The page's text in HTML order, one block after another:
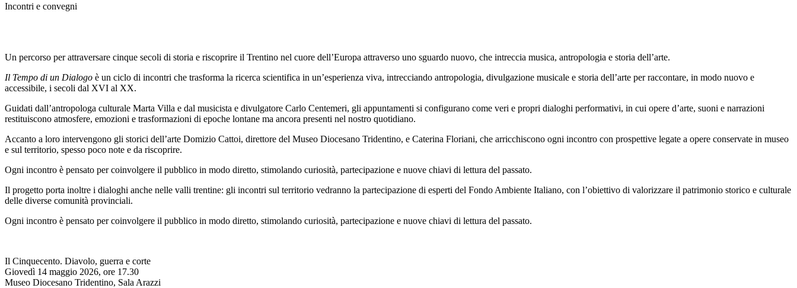
Incontri e convegni
Un percorso per attraversare cinque secoli di storia e riscoprire il Trentino nel cuore dell’Europa attraverso uno sguardo nuovo, che intreccia musica, antropologia e storia dell’arte.
Il Tempo di un Dialogo è un ciclo di incontri che trasforma la ricerca scientifica in un’esperienza viva, intrecciando antropologia, divulgazione musicale e storia dell’arte per raccontare, in modo nuovo e
accessibile, i secoli dal XVI al XX.
Guidati dall’antropologa culturale Marta Villa e dal musicista e divulgatore Carlo Centemeri, gli appuntamenti si configurano come veri e propri dialoghi performativi, in cui opere d’arte, suoni e narrazioni
restituiscono atmosfere, emozioni e trasformazioni di epoche lontane ma ancora presenti nel nostro quotidiano.
Accanto a loro intervengono gli storici dell’arte Domizio Cattoi, direttore del Museo Diocesano Tridentino, e Caterina Floriani, che arricchiscono ogni incontro con prospettive legate a opere conservate in museo
e sul territorio, spesso poco note e da riscoprire.
Ogni incontro è pensato per coinvolgere il pubblico in modo diretto, stimolando curiosità, partecipazione e nuove chiavi di lettura del passato.
Il progetto porta inoltre i dialoghi anche nelle valli trentine: gli incontri sul territorio vedranno la partecipazione di esperti del Fondo Ambiente Italiano, con l’obiettivo di valorizzare il patrimonio storico e culturale
delle diverse comunità provinciali.
Ogni incontro è pensato per coinvolgere il pubblico in modo diretto, stimolando curiosità, partecipazione e nuove chiavi di lettura del passato.
Il Cinquecento. Diavolo, guerra e corte
Giovedì 14 maggio 2026, ore 17.30
Museo Diocesano Tridentino, Sala Arazzi